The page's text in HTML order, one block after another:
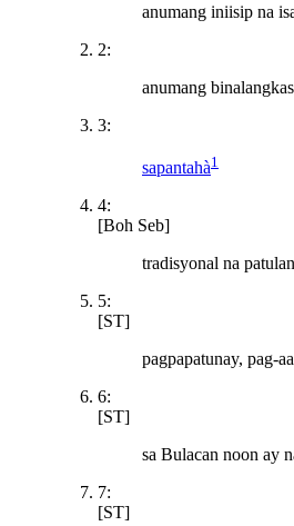
anumang iniisip na
2:
anumang
3:
sapantahà1
4:
[Boh Seb]
tradisyonal na
5:
[ST]
pagpapatunay, pag-
6:
[ST]
sa Bulacan noon ay
7:
[ST]